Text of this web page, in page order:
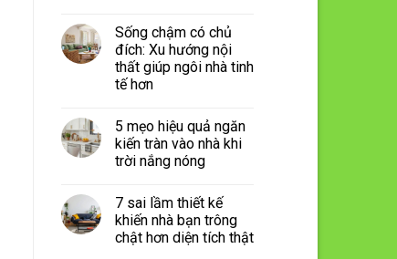
Sống chậm có chủ
đích: Xu hướng nội
thất giúp ngôi nhà tinh
tế hơn
5 mẹo hiệu quả ngăn
kiến tràn vào nhà khi
trời nắng nóng
7 sai lầm thiết kế
khiến nhà bạn trông
chật hơn diện tích thật